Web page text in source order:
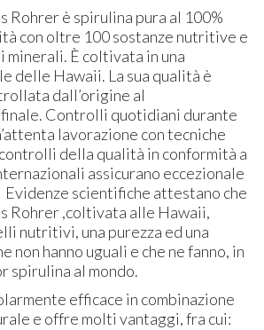
Rohrer è spirulina pura al 100%
con oltre 100 sostanze nutritive e
minerali. È coltivata in una
delle Hawaii. La sua qualità è
dall’origine al
Controlli quotidiani durante
lavorazione con tecniche
della qualità in conformità a
assicurano eccezionale
Evidenze scientifiche attestano che
Rohrer ,coltivata alle Hawaii,
nutritivi, una purezza ed una
non hanno uguali e che ne fanno, in
spirulina al mondo.
efficace in combinazione
e offre molti vantaggi, fra cui: